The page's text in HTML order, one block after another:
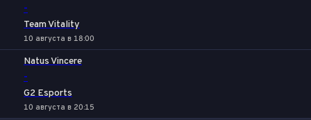
-
Team Vitality
10 августа в 18:00
Natus Vincere
-
G2 Esports
10 августа в 20:15